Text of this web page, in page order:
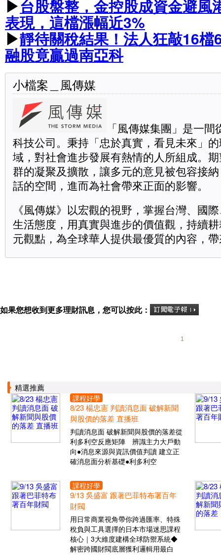
▶台股盤整，金控股成資金避風
表現，這檔漲幅近3%
▶靜待關稅結果！法人狂敲16
融股竟贏過南亞科
小檔案＿風傳媒
「風傳媒集團」是一
科技公司。秉持「忠於真實，看見未來」
域，對社會進步發展有熱情的人所組成。
群的凝聚及擴散，讓多元的意見被包容接
話的空間，進而為社會帶來正面的影響。
《風傳媒》以宏觀的視野，掌握台灣、國
生活態度，用真實與進步的價值觀，持續
元觀點，為全球華人提供最優質的內容，
如果您想收到更多理財訊息，您可以按此：
1
精選推薦
課程好學
8/23 楊忠憲 判讀消息面 破解新聞
與股價的落差 直播班
判讀消息面 破解新聞與股價的落差從
利多利空反應矩陣 辨識主力大戶動
向●消息來源與資訊價值判讀 建立正
確消息面分析基礎●利多利空
課程好學
9/13 吳盛富 跟著巴菲特布署百年
財閥
用日常商業視角帶你跨過匯率、特殊
稅負與工具選擇的日本市場迷思課程
核心｜3大維度建構全球防禦系統◆
解密跨國財閥底層獲利邏輯用最白